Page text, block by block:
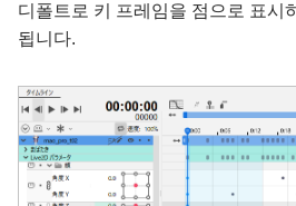
디폴트로 키 프레임을 점으로 표시
됩니다.